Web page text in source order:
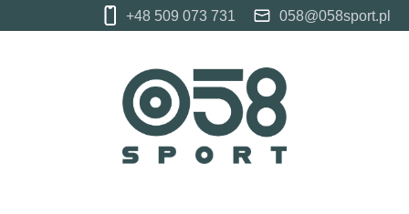
+48 509 073 731 058@058sport.pl